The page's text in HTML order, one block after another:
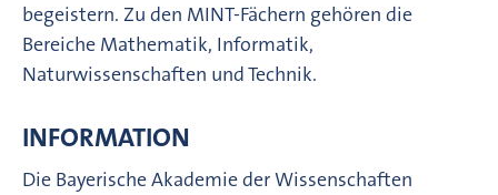
begeistern. Zu den MINT-Fächern gehören die
Bereiche Mathematik, Informatik,
Naturwissenschaften und Technik.
INFORMATION
Die Bayerische Akademie der Wissenschaften